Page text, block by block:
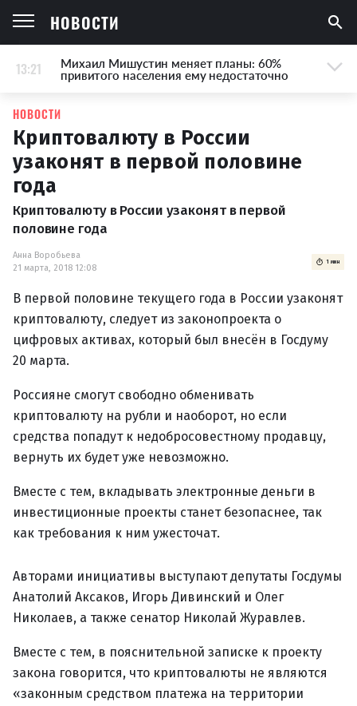
НОВОСТИ
13:21 Михаил Мишустин меняет планы: 60%
привитого населения ему недостаточно
НОВОСТИ
Криптовалюту в России
узаконят в первой половине
года
Криптовалюту в России узаконят в первой
половине года
Анна Воробьева
21 марта, 2018 12:08
1 мин
В первой половине текущего года в России узаконят
криптовалюту, следует из законопроекта о
цифровых активах, который был внесён в Госдуму
20 марта.
Россияне смогут свободно обменивать
криптовалюту на рубли и наоборот, но если
средства попадут к недобросовестному продавцу,
вернуть их будет уже невозможно.
Вместе с тем, вкладывать электронные деньги в
инвестиционные проекты станет безопаснее, так
как требования к ним ужесточат.
Авторами инициативы выступают депутаты Госдумы
Анатолий Аксаков, Игорь Дивинский и Олег
Николаев, а также сенатор Николай Журавлев.
Вместе с тем, в пояснительной записке к проекту
закона говорится, что криптовалюты не являются
«законным средством платежа на территории